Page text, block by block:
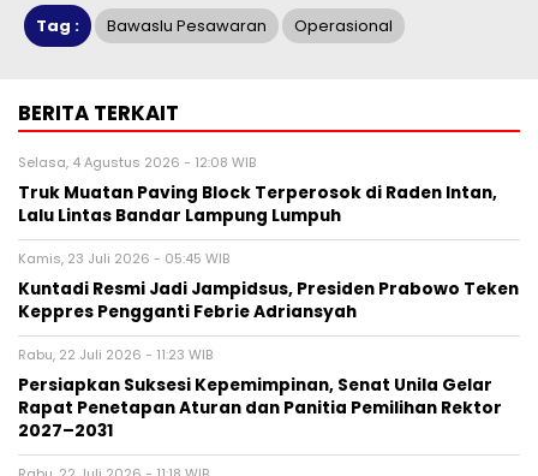
Tag : Bawaslu Pesawaran Operasional
BERITA TERKAIT
Selasa, 4 Agustus 2026 - 12:08 WIB
Truk Muatan Paving Block Terperosok di Raden Intan,
Lalu Lintas Bandar Lampung Lumpuh
Kamis, 23 Juli 2026 - 05:45 WIB
Kuntadi Resmi Jadi Jampidsus, Presiden Prabowo Teken
Keppres Pengganti Febrie Adriansyah
Rabu, 22 Juli 2026 - 11:23 WIB
Persiapkan Suksesi Kepemimpinan, Senat Unila Gelar
Rapat Penetapan Aturan dan Panitia Pemilihan Rektor
2027–2031